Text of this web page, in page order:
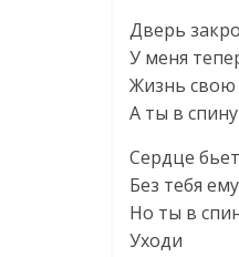
Дверь
У меня
Жизнь свою
А ты в
Сердце
Без тебя
Но ты в
Уходи